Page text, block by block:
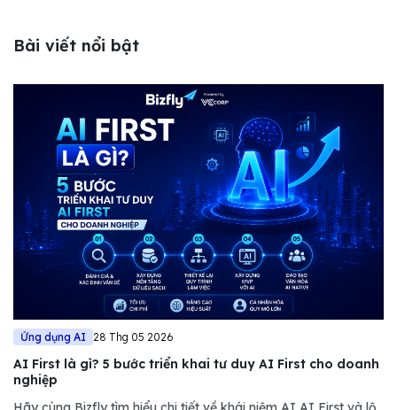
Bài viết nổi bật
Ứng dụng AI 28 Thg 05 2026
AI First là gì? 5 bước triển khai tư duy AI First cho doanh
nghiệp